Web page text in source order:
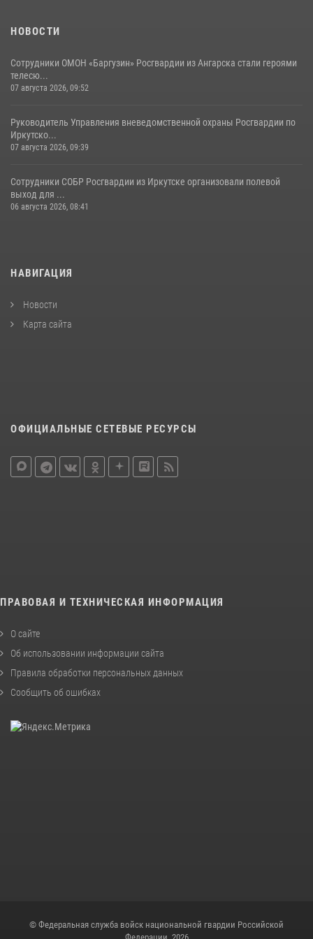
НОВОСТИ
Сотрудники ОМОН «Баргузин» Росгвардии из Ангарска стали героями
телесю...
07 августа 2026, 09:52
Руководитель Управления вневедомственной охраны Росгвардии по
Иркутско...
07 августа 2026, 09:39
Сотрудники СОБР Росгвардии из Иркутске организовали полевой
выход для ...
06 августа 2026, 08:41
НАВИГАЦИЯ
Новости
Карта сайта
ОФИЦИАЛЬНЫЕ СЕТЕВЫЕ РЕСУРСЫ
ПРАВОВАЯ И ТЕХНИЧЕСКАЯ ИНФОРМАЦИЯ
О сайте
Об использовании информации сайта
Правила обработки персональных данных
Сообщить об ошибках
© Федеральная служба войск национальной гвардии Российской